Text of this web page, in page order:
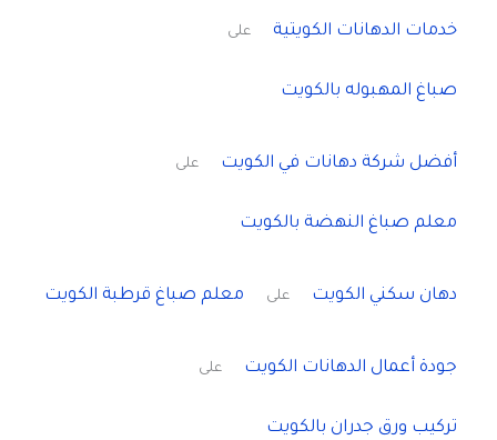
خدمات الدهانات الكويتية على
صباغ المهبوله بالكويت
أفضل شركة دهانات في الكويت على
معلم صباغ النهضة بالكويت
دهان سكني الكويت على معلم صباغ قرطبة الكويت
جودة أعمال الدهانات الكويت على
تركيب ورق جدران بالكويت